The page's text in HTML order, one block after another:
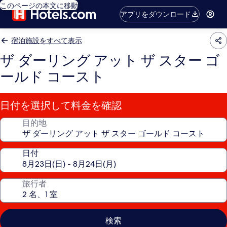
このページの本文に移動
アプリをダウンロード
宿泊施設をすべて表示
ザ ダーリング アット ザ スター ゴ
ールド コースト
日付を選択して料金を確認
目的地
日付
旅行者
検索